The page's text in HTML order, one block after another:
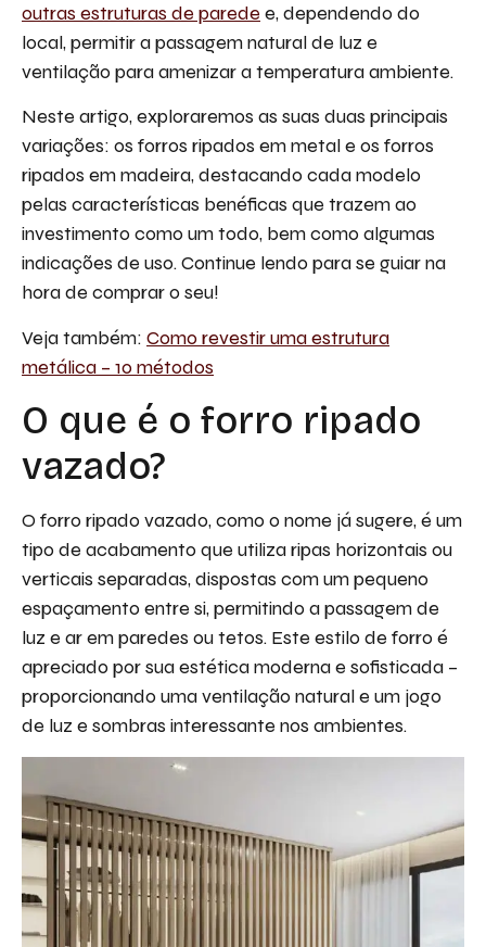
outras estruturas de parede e, dependendo do
local, permitir a passagem natural de luz e
ventilação para amenizar a temperatura ambiente.
Neste artigo, exploraremos as suas duas principais
variações: os forros ripados em metal e os forros
ripados em madeira, destacando cada modelo
pelas características benéficas que trazem ao
investimento como um todo, bem como algumas
indicações de uso. Continue lendo para se guiar na
hora de comprar o seu!
Veja também: Como revestir uma estrutura
metálica – 10 métodos
O que é o forro ripado
vazado?
O forro ripado vazado, como o nome já sugere, é um
tipo de acabamento que utiliza ripas horizontais ou
verticais separadas, dispostas com um pequeno
espaçamento entre si, permitindo a passagem de
luz e ar em paredes ou tetos. Este estilo de forro é
apreciado por sua estética moderna e sofisticada –
proporcionando uma ventilação natural e um jogo
de luz e sombras interessante nos ambientes.